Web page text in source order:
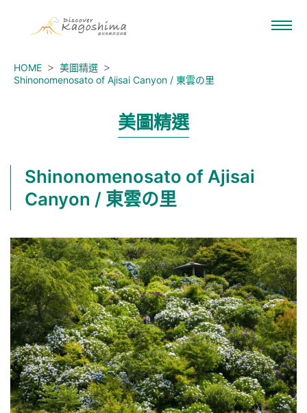
HOME
美圖精選
Shinonomenosato of Ajisai Canyon / 東雲の里
美圖精選
Shinonomenosato of Ajisai
Canyon / 東雲の里